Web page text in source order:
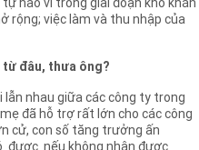
hào vì trong giai đoạn khó khăn
rộng; việc làm và thu nhập của
từ đâu, thưa ông?
lẫn nhau giữa các công ty trong
đã hỗ trợ rất lớn cho các công
cử, con số tăng trưởng ấn